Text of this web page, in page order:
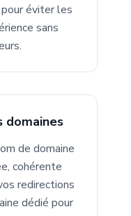
éviter les
sans
domaines
de domaine
cohérente
redirections
dédié pour